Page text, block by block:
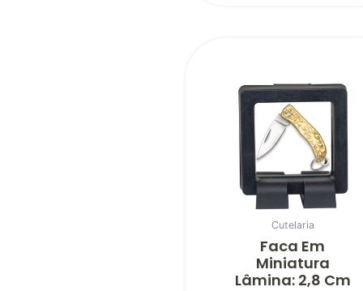
Cutelaria
Faca Em
Miniatura
Lâmina: 2,8 Cm